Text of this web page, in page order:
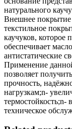
натурального
Внешнее
текстильное
каучуков, которое
обеспечивает
антистатические
Применение
позволяет
прочность,
нагрузкам;n-
термостойкость;n-
техническое